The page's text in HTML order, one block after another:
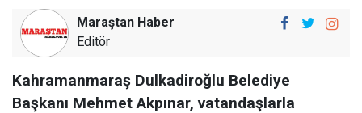
Maraştan Haber
Editör
Kahramanmaraş Dulkadiroğlu Belediye
Başkanı Mehmet Akpınar, vatandaşlarla